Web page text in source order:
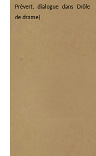
Prévert, dialogue dans Drôle
de drame)